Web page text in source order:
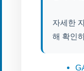
자세한
해 확인